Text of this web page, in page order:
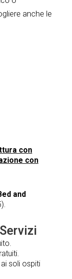
anche le
con
con
and
soli ospiti